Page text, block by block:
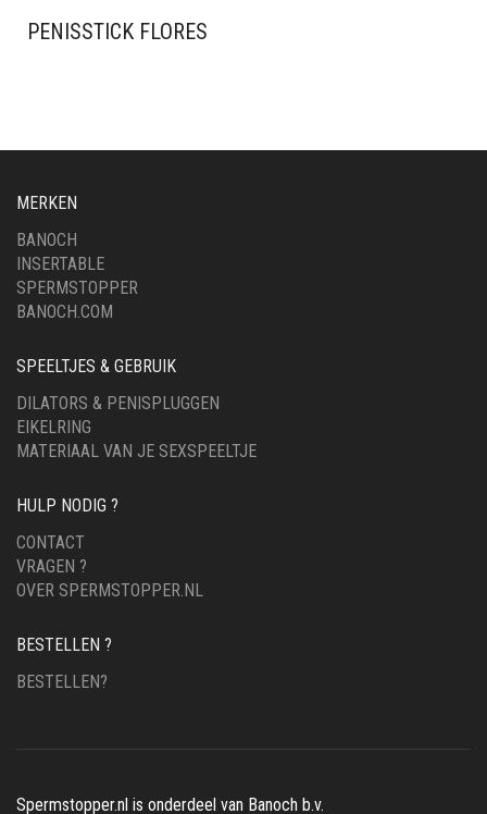
PENISSTICK FLORES
MERKEN
BANOCH
INSERTABLE
SPERMSTOPPER
BANOCH.COM
SPEELTJES & GEBRUIK
DILATORS & PENISPLUGGEN
EIKELRING
MATERIAAL VAN JE SEXSPEELTJE
HULP NODIG ?
CONTACT
VRAGEN ?
OVER SPERMSTOPPER.NL
BESTELLEN ?
BESTELLEN?
Spermstopper.nl is onderdeel van Banoch b.v.